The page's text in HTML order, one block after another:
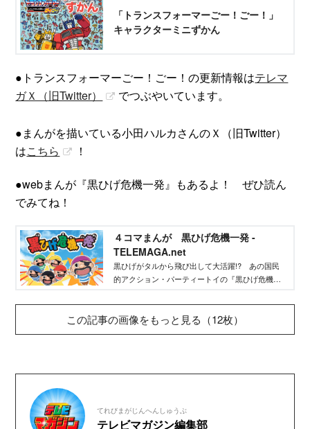
「トランスフォーマーごー！ごー！」
キャラクターミニずかん
●トランスフォーマーごー！ごー！の更新情報はテレマ
ガＸ（旧Twitter）
​でつぶやいています。
●まんがを描いている小田ハルカさんのＸ（旧Twitter）
はこちら ！
●webまんが『黒ひげ危機一発』もあるよ！ ぜひ読ん
でみてね！
４コマまんが 黒ひげ危機一発 -
TELEMAGA.net
黒ひげがタルから飛び出して大活躍!? あの国民
的アクション・パーティートイの『黒ひげ危機一
この記事の画像をもっと見る（12枚）
てれびまがじんへんしゅうぶ
テレビマガジン編集部